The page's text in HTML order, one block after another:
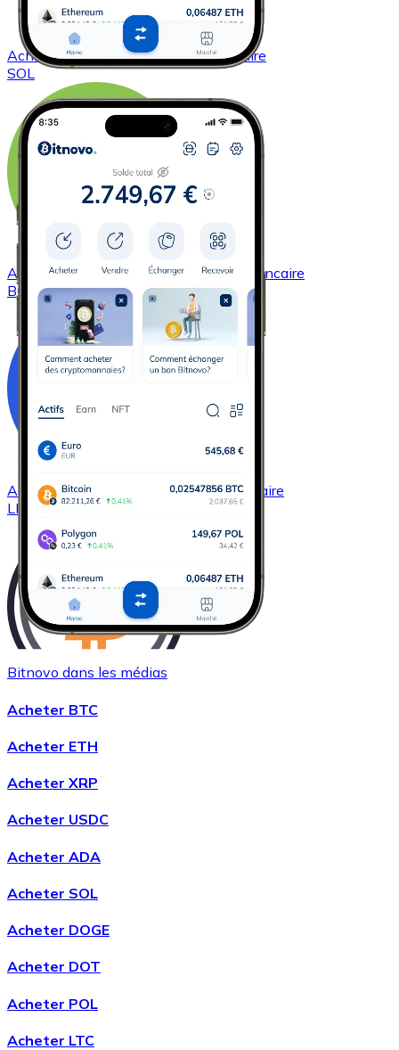
AcheterSolanaavec virement bancaire
SOL
AcheterBitcoin Cash avec virement bancaire
BCH
AcheterChainlink
avec virement bancaire
LINK
AcheterWrapped Bitcoin
AcheterAvalanche
Bitnovo dans les médias
Acheter BTC
Acheter ETH
Acheter XRP
Acheter USDC
Acheter ADA
Acheter SOL
Acheter DOGE
Acheter DOT
Acheter POL
Acheter LTC